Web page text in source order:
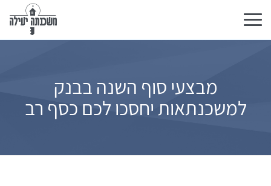
تبديل
التنقل
מבצעי סוף השנה בבנק
למשכנתאות יחסכו לכם כסף רב